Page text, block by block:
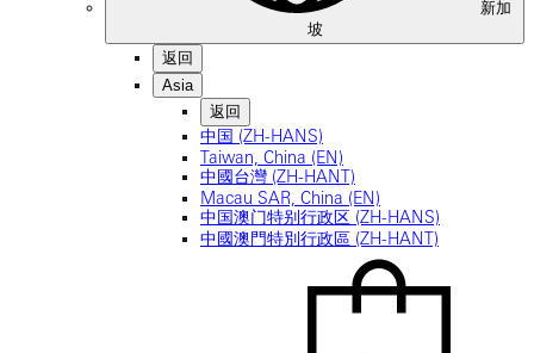
新加
坡
返回
Asia
返回
中国 (ZH-HANS)
Taiwan, China (EN)
中國台灣 (ZH-HANT)
Macau SAR, China (EN)
中国澳门特别行政区 (ZH-HANS)
中國澳門特別行政區 (ZH-HANT)